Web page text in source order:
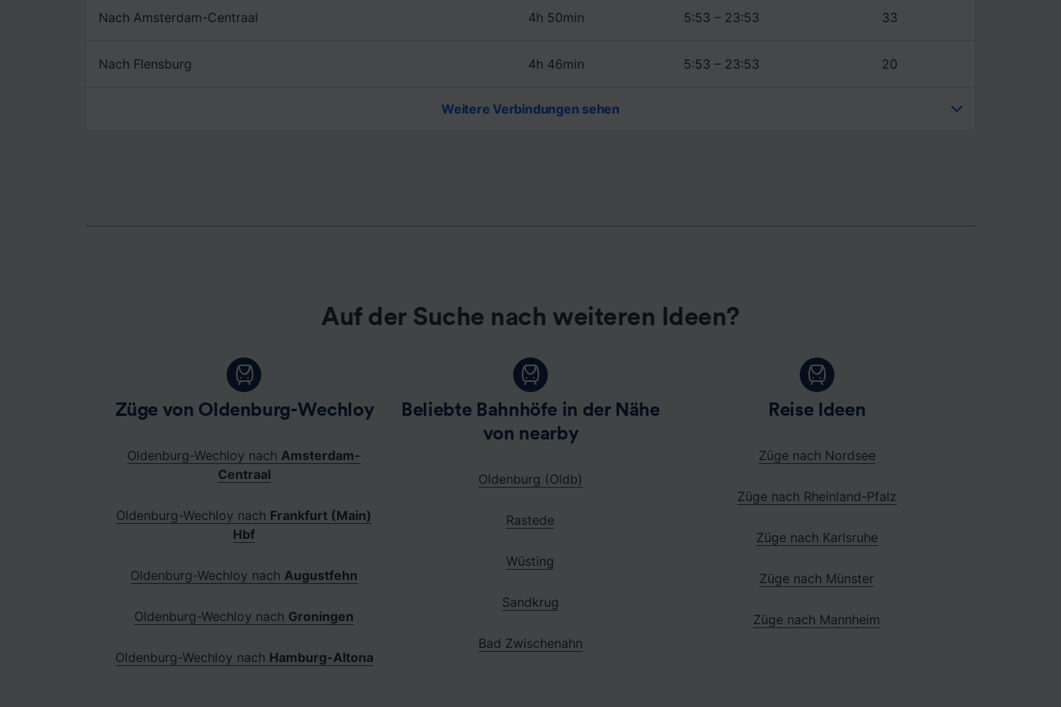
Nach Amsterdam-Centraal 4h 50min 5:53 – 23:53 33
Nach Flensburg 4h 46min 5:53 – 23:53 20
Weitere Verbindungen sehen
Auf der Suche nach weiteren Ideen?
Züge von Oldenburg-Wechloy
Oldenburg-Wechloy nach Amsterdam-
Centraal
Oldenburg-Wechloy nach Frankfurt (Main)
Hbf
Oldenburg-Wechloy nach Augustfehn
Oldenburg-Wechloy nach Groningen
Oldenburg-Wechloy nach Hamburg-Altona
Beliebte Bahnhöfe in der Nähe
von nearby
Oldenburg (Oldb)
Rastede
Wüsting
Sandkrug
Bad Zwischenahn
Reise Ideen
Züge nach Nordsee
Züge nach Rheinland-Pfalz
Züge nach Karlsruhe
Züge nach Münster
Züge nach Mannheim